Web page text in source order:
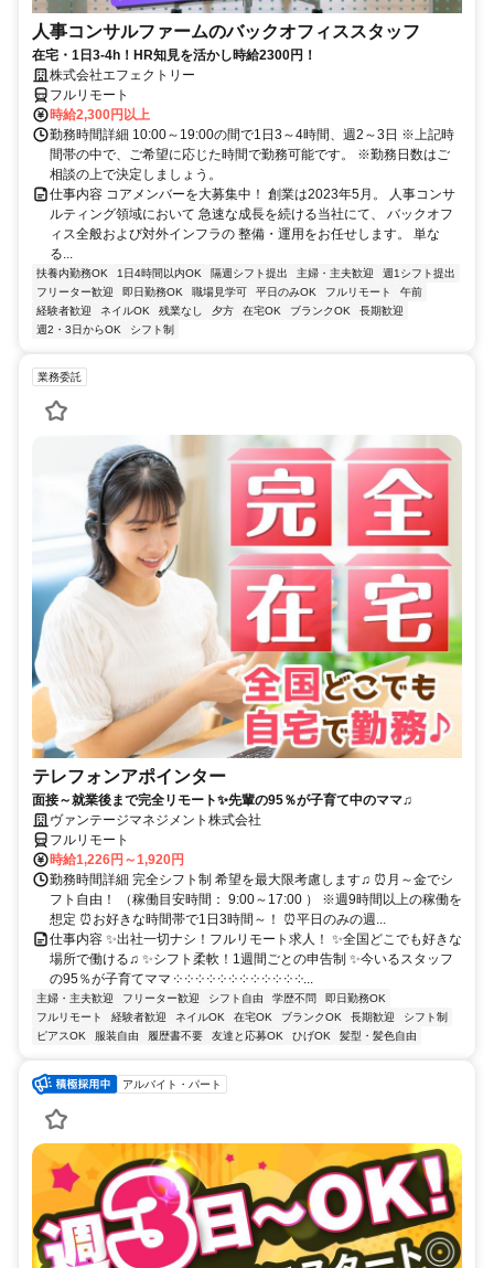
人事コンサルファームのバックオフィススタッフ
在宅・1日3-4h！HR知見を活かし時給2300円！
株式会社エフェクトリー
フルリモート
時給2,300円以上
勤務時間詳細 10:00～19:00の間で1日3～4時間、週2～3日 ※上記時
間帯の中で、ご希望に応じた時間で勤務可能です。 ※勤務日数はご
相談の上で決定しましょう。
仕事内容 コアメンバーを大募集中！ 創業は2023年5月。 人事コンサ
ルティング領域において 急速な成長を続ける当社にて、 バックオフ
ィス全般および対外インフラの 整備・運用をお任せします。 単な
る...
扶養内勤務OK 1日4時間以内OK 隔週シフト提出 主婦・主夫歓迎
週1シフト提出
フリーター歓迎
即日勤務OK 職場見学可 平日のみOK フルリモート
午前
経験者歓迎
ネイルOK 残業なし 夕方 在宅OK ブランクOK
長期歓迎
週2・3日からOK
シフト制
業務委託
テレフォンアポインター
面接～就業後まで完全リモート✨先輩の95％が子育て中のママ♫
ヴァンテージマネジメント株式会社
フルリモート
時給1,226円～1,920円
勤務時間詳細 完全シフト制 希望を最大限考慮します♫ ⏰月～金でシ
フト自由！ （稼働目安時間： 9:00～17:00 ） ※週9時間以上の稼働を
想定 ⏰お好きな時間帯で1日3時間～！ ⏰平日のみの週...
仕事内容 ✨出社一切ナシ！フルリモート求人！ ✨全国どこでも好きな
場所で働ける♫ ✨シフト柔軟！1週間ごとの申告制 ✨今いるスタッフ
の95％が子育てママ ༶ ༶ ༶ ༶ ༶ ༶ ༶ ༶ ༶ ༶ ༶ ༶...
主婦・主夫歓迎 フリーター歓迎 シフト自由 学歴不問
即日勤務OK
フルリモート
経験者歓迎 ネイルOK 在宅OK ブランクOK 長期歓迎
シフト制
ピアスOK
服装自由 履歴書不要 友達と応募OK ひげOK 髪型・髪色自由
アルバイト・パート